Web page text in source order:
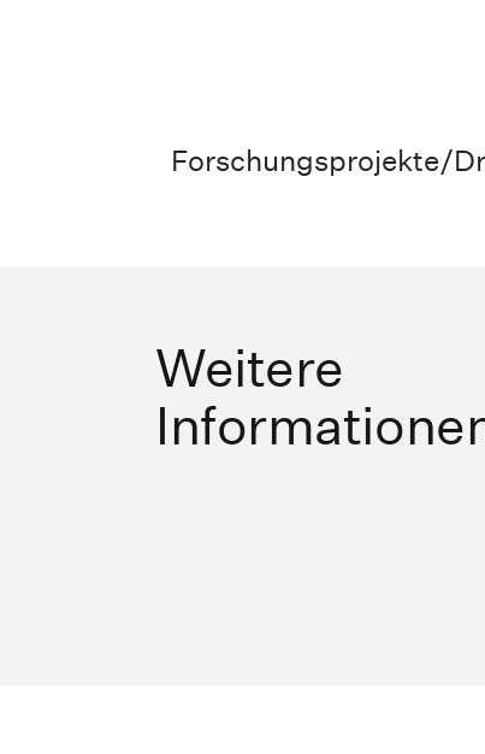
Forschungsprojekte/
Weitere